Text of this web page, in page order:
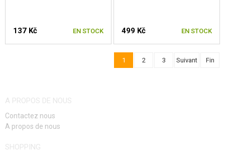
137 Kč EN STOCK 499 Kč EN STOCK
1 2 3 Suivant Fin
A PROPOS DE NOUS
Contactez nous
A propos de nous
SHOPPING